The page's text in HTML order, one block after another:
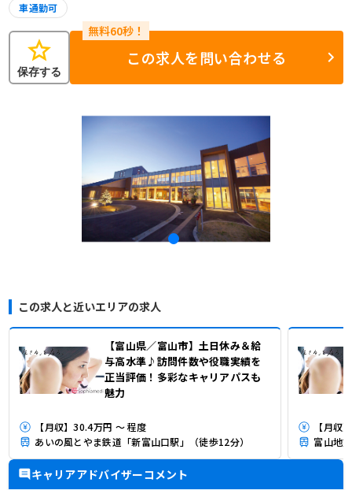
車通勤可
star
保存する
この求人を問い合わせる
この求人と近いエリアの求人
【富山県／富山市】土日休み＆給
与高水準♪訪問件数や役職実績を
正当評価！多彩なキャリアパスも
魅力
【月収】30.4万円 ～ 程度
あいの風とやま鉄道「新富山口駅」（徒歩12分）
【月収
富山地
キャリアアドバイザーコメント